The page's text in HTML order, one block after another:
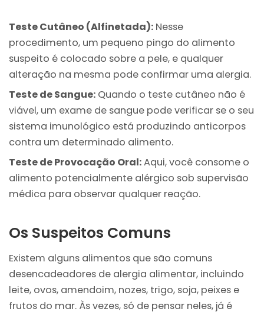
Teste Cutâneo (Alfinetada): Nesse
procedimento, um pequeno pingo do alimento
suspeito é colocado sobre a pele, e qualquer
alteração na mesma pode confirmar uma alergia.
Teste de Sangue: Quando o teste cutâneo não é
viável, um exame de sangue pode verificar se o seu
sistema imunológico está produzindo anticorpos
contra um determinado alimento.
Teste de Provocação Oral:Aqui, você consome o
alimento potencialmente alérgico sob supervisão
médica para observar qualquer reação.
Os Suspeitos Comuns
Existem alguns alimentos que são comuns
desencadeadores de alergia alimentar, incluindo
leite, ovos, amendoim, nozes, trigo, soja, peixes e
frutos do mar. Às vezes, só de pensar neles, já é